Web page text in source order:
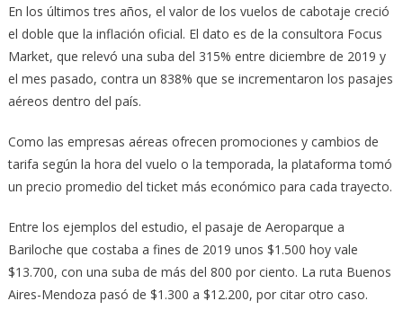
En los últimos tres años, el valor de los vuelos de cabotaje creció
el doble que la inflación oficial. El dato es de la consultora Focus
Market, que relevó una suba del 315% entre diciembre de 2019 y
el mes pasado, contra un 838% que se incrementaron los pasajes
aéreos dentro del país.
Como las empresas aéreas ofrecen promociones y cambios de
tarifa según la hora del vuelo o la temporada, la plataforma tomó
un precio promedio del ticket más económico para cada trayecto.
Entre los ejemplos del estudio, el pasaje de Aeroparque a
Bariloche que costaba a fines de 2019 unos $1.500 hoy vale
$13.700, con una suba de más del 800 por ciento. La ruta Buenos
Aires-Mendoza pasó de $1.300 a $12.200, por citar otro caso.